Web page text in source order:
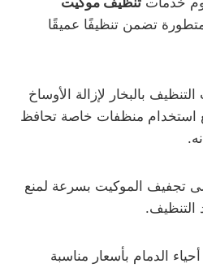
تضمن تنظيفًا عميقًا
بالبخار لإزالة الأوساخ
مع استخدام منظفات خاصة تحافظ
تجفيف الموكيت بسرعة لمنع
التنظيف.
الدمام بأسعار مناسبة